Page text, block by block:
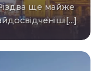
ще майже